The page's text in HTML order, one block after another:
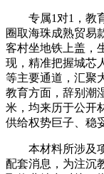
专属1对1，教育
圈取海珠成熟贸易
客村坐地铁上盖，
现，精准把握城芯
等主要通道，汇聚
教育方面，辞别潮
米，均来历于公开
供给权势巨子、稳
本材料所涉及项
配套消息，为注沉